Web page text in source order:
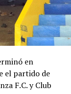
en
el partido de
F.C.yClub